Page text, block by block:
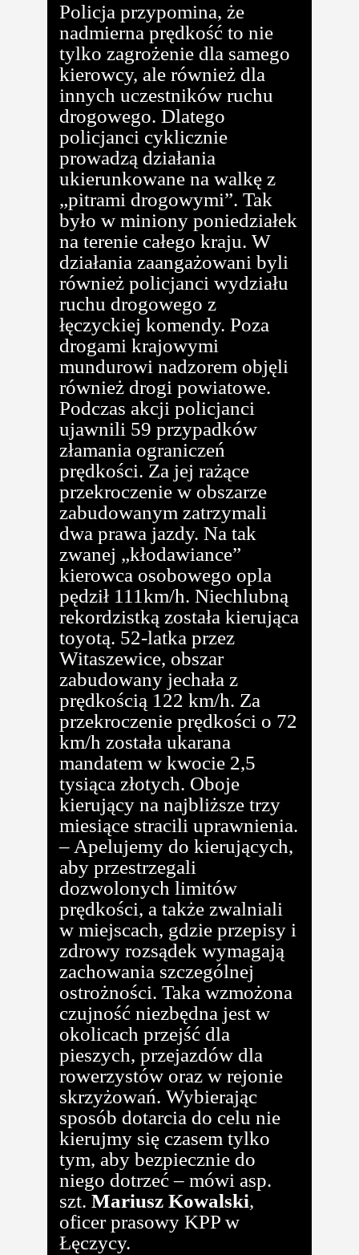
Policja przypomina, że
nadmierna prędkość to nie
tylko zagrożenie dla samego
kierowcy, ale również dla
innych uczestników ruchu
drogowego. Dlatego
policjanci cyklicznie
prowadzą działania
ukierunkowane na walkę z
„pitrami drogowymi”. Tak
było w miniony poniedziałek
na terenie całego kraju. W
działania zaangażowani byli
również policjanci wydziału
ruchu drogowego z
łęczyckiej komendy. Poza
drogami krajowymi
mundurowi nadzorem objęli
również drogi powiatowe.
Podczas akcji policjanci
ujawnili 59 przypadków
złamania ograniczeń
prędkości. Za jej rażące
przekroczenie w obszarze
zabudowanym zatrzymali
dwa prawa jazdy. Na tak
zwanej „kłodawiance”
kierowca osobowego opla
pędził 111km/h. Niechlubną
rekordzistką została kierująca
toyotą. 52-latka przez
Witaszewice, obszar
zabudowany jechała z
prędkością 122 km/h. Za
przekroczenie prędkości o 72
km/h została ukarana
mandatem w kwocie 2,5
tysiąca złotych. Oboje
kierujący na najbliższe trzy
miesiące stracili uprawnienia.
– Apelujemy do kierujących,
aby przestrzegali
dozwolonych limitów
prędkości, a także zwalniali
w miejscach, gdzie przepisy i
zdrowy rozsądek wymagają
zachowania szczególnej
ostrożności. Taka wzmożona
czujność niezbędna jest w
okolicach przejść dla
pieszych, przejazdów dla
rowerzystów oraz w rejonie
skrzyżowań. Wybierając
sposób dotarcia do celu nie
kierujmy się czasem tylko
tym, aby bezpiecznie do
niego dotrzeć – mówi asp.
szt. Mariusz Kowalski,
oficer prasowy KPP w
Łęczycy.